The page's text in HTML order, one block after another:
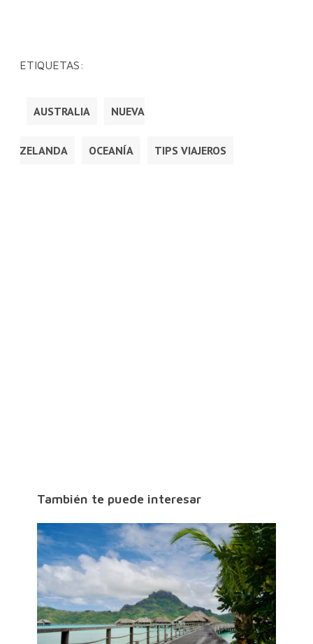
ETIQUETAS:
AUSTRALIA NUEVA
ZELANDA OCEANÍA TIPS VIAJEROS
También te puede interesar